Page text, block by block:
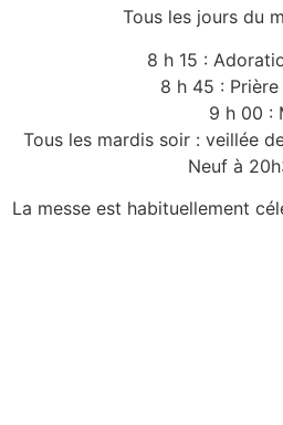
Tous les jours du
8 h 15 :
8 h 45 :
9 h 00 :
Tous les mardis soir : veillée
Neuf à
La messe est habituellement